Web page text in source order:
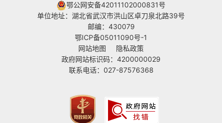
鄂公网安备42011102000831号
单位地址：湖北省武汉市洪山区卓刀泉北路39号
邮编：430079
鄂ICP备05011090号-1
网站地图
隐私政策
政府网站标识码：4200000029
联系电话：027-87576368